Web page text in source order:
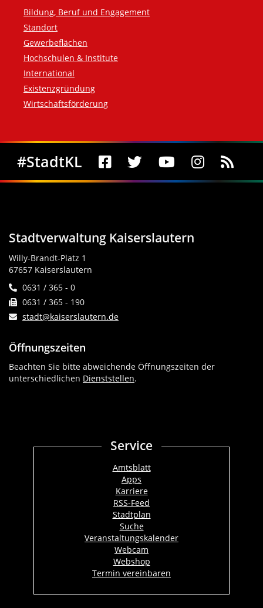
Bildung, Beruf und Engagement
Standort
Gewerbeflächen
Hochschulen & Institute
International
Existenzgründung
Wirtschaftsförderung
Social Media
#StadtKL
Stadtverwaltung Kaiserslautern
Willy-Brandt-Platz 1
67657 Kaiserslautern
0631 / 365 - 0
0631 / 365 - 190
stadt@kaiserslautern.de
Öffnungszeiten
Beachten Sie bitte abweichende Öffnungszeiten der
unterschiedlichen Dienststellen.
Service
Amtsblatt
Apps
Karriere
RSS-Feed
Stadtplan
Suche
Veranstaltungskalender
Webcam
Webshop
Termin vereinbaren